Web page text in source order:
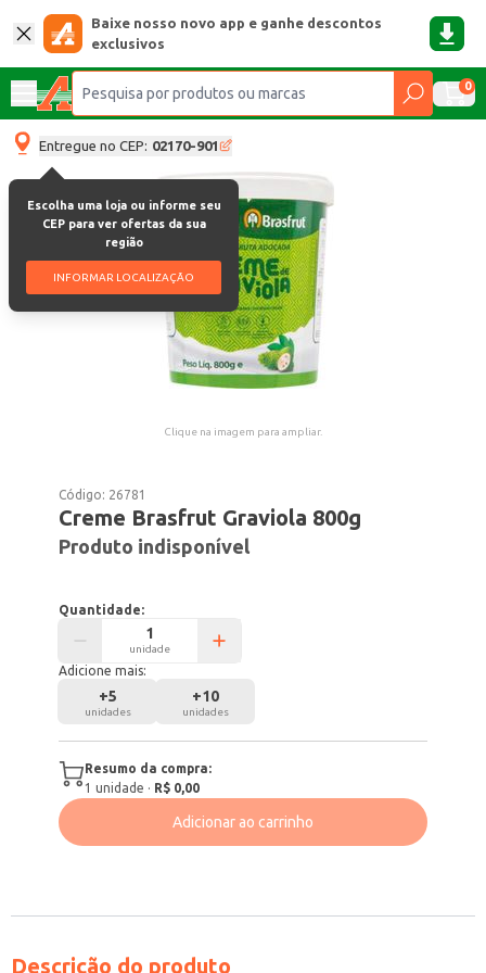
Baixe nosso novo app e ganhe descontos
exclusivos
0
Entregue no CEP: 02170-901
Escolha uma loja ou informe seu
CEP para ver ofertas da sua
região
INFORMAR LOCALIZAÇÃO
Clique na imagem para ampliar.
Código: 26781
Creme Brasfrut Graviola 800g
Produto indisponível
Quantidade:
unidade
Adicione mais:
+5
unidades
+10
unidades
Resumo da compra:
1 unidade · R$ 0,00
Adicionar ao carrinho
Descrição do produto